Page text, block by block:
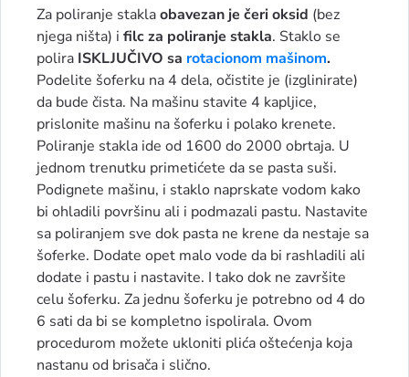
Za poliranje staklaobavezan je čeri oksid (bez
njega ništa) i filc za poliranje stakla. Staklo se
polira ISKLJUČIVO sa rotacionom mašinom.
Podelite šoferku na 4 dela, očistite je (izglinirate)
da bude čista. Na mašinu stavite 4 kapljice,
prislonite mašinu na šoferku i polako krenete.
Poliranje stakla ide od 1600 do 2000 obrtaja. U
jednom trenutku primetićete da se pasta suši.
Podignete mašinu, i staklo naprskate vodom kako
bi ohladili površinu ali i podmazali pastu. Nastavite
sa poliranjem sve dok pasta ne krene da nestaje sa
šoferke. Dodate opet malo vode da bi rashladili ali
dodate i pastu i nastavite. I tako dok ne završite
celu šoferku. Za jednu šoferku je potrebno od 4 do
6 sati da bi se kompletno ispolirala. Ovom
procedurom možete ukloniti plića oštećenja koja
nastanu od brisača i slično.